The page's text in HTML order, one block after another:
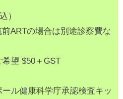
）
ARTの場合は別途診察費な
望 $50＋GST
ル健康科学庁承認検査キッ